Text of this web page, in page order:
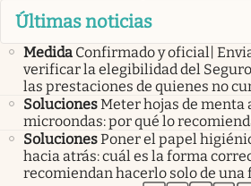
Últimas noticias
Medida Confirmado y oficial|
verificar la elegibilidad del
las prestaciones de quienes no
SolucionesMeter hojas de menta
microondas: por qué lo
SolucionesPoner el papel
hacia atrás: cuál es la forma
recomiendan hacerlo solo de una